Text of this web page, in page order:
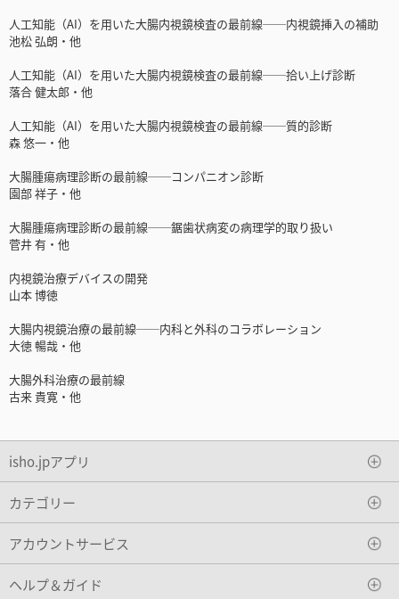
人工知能（AI）を用いた大腸内視鏡検査の最前線──内視鏡挿入の補助
池松 弘朗・他
人工知能（AI）を用いた大腸内視鏡検査の最前線──拾い上げ診断
落合 健太郎・他
人工知能（AI）を用いた大腸内視鏡検査の最前線──質的診断
森 悠一・他
大腸腫瘍病理診断の最前線──コンパニオン診断
園部 祥子・他
大腸腫瘍病理診断の最前線──鋸歯状病変の病理学的取り扱い
菅井 有・他
内視鏡治療デバイスの開発
山本 博徳
大腸内視鏡治療の最前線──内科と外科のコラボレーション
大徳 暢哉・他
大腸外科治療の最前線
古来 貴寛・他
isho.jpアプリ
カテゴリー
アカウントサービス
ヘルプ＆ガイド